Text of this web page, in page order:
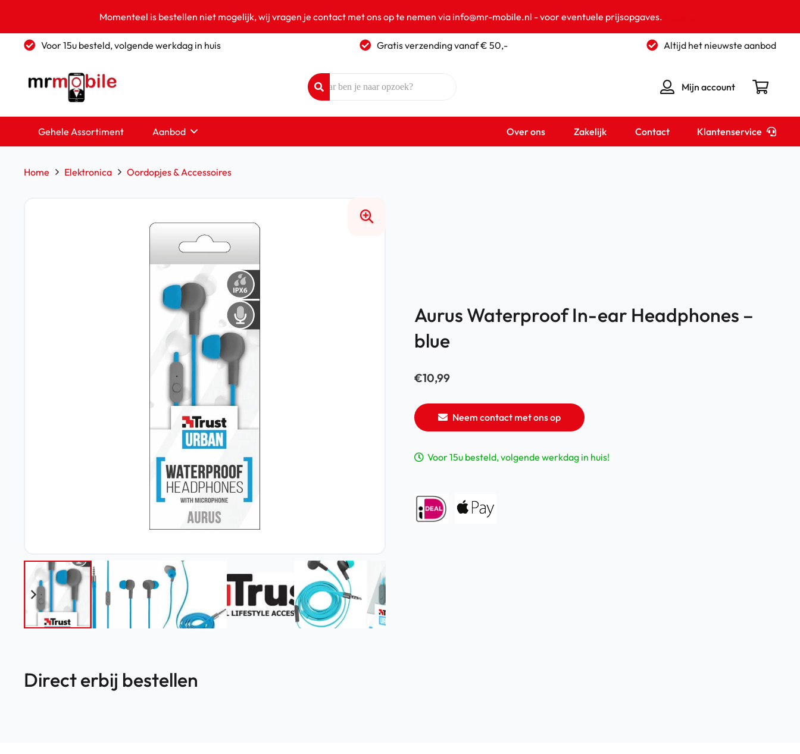
Momenteel is bestellen niet mogelijk, wij vragen je contact met ons op te nemen via info@mr-mobile.nl - voor eventuele prijsopgaves.
Voor 15u besteld, volgende werkdag in huis Gratis verzending vanaf € 50,- Altijd het nieuwste aanbod
Mijn account
Gehele Assortiment Aanbod Over ons Zakelijk Contact Klantenservice
Home Elektronica Oordopjes & Accessoires
Aurus Waterproof In-ear Headphones –
blue
€10,99
Neem contact met ons op
Voor 15u besteld, volgende werkdag in huis!
Direct erbij bestellen